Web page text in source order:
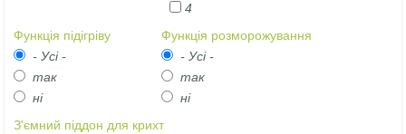
4
Функція підігріву
- Усі -
так
ні
Функція розморожування
- Усі -
так
ні
З'ємний піддон для крихт